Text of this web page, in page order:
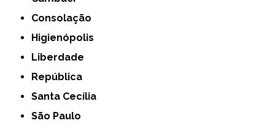
Consolação
Higienópolis
Liberdade
República
Santa Cecília
São Paulo